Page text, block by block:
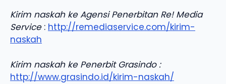
Kirim naskah ke Agensi Penerbitan Re! Media
Service: http://remediaservice.com/kirim-
naskah
Kirim naskah ke Penerbit Grasindo :
http://www.grasindo.id/kirim-naskah/